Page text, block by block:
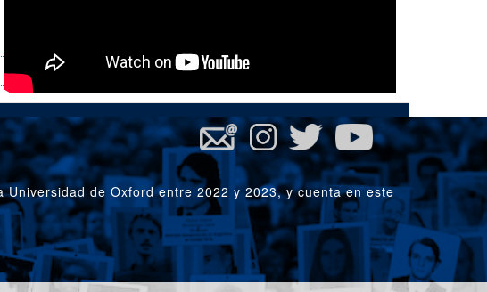
de Oxford entre 2022 y 2023, y cuenta en este